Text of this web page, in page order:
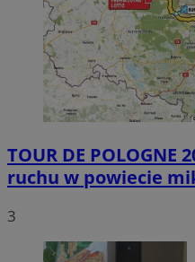
TOUR DE
ruchu w powiecie
3